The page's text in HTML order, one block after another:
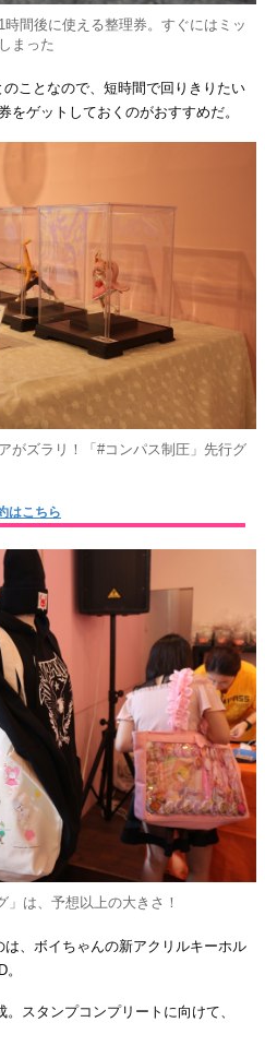
間後に使える整理券。すぐにはミッ
まった
のことなので、短時間で回りきりたい
をゲットしておくのがおすすめだ。
がズラリ！「#コンパス制圧」先行グ
はこちら
」は、予想以上の大きさ！
、ボイちゃんの新アクリルキーホル
スタンプコンプリートに向けて、